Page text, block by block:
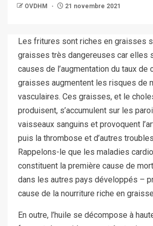
OVDHM 21 novembre 2021
Les fritures sont riches en graisses
graisses très dangereuses car elles
causes de l’augmentation du taux de
graisses augmentent les risques de
vasculaires. Ces graisses, et le
produisent, s’accumulent sur les
vaisseaux sanguins et provoquent
puis la thrombose et d’autres
Rappelons-le que les maladies
constituent la première cause de
dans les autres pays développés –
cause de la nourriture riche en
En outre, l’huile se décompose à